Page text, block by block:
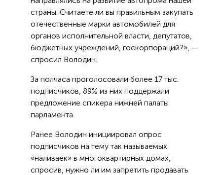
страны. Считаете ли вы правильным закупать
отечественные марки автомобилей для
органов исполнительной власти, депутатов,
бюджетных учреждений, госкорпораций?», —
спросил Володин.
За полчаса проголосовали более 17 тыс.
подписчиков, 89% из них поддержали
предложение спикера нижней палаты
парламента.
Ранее Володин инициировал опрос
подписчиков на тему так называемых
«наливаек» в многоквартирных домах,
спросив, нужно ли им запретить продавать